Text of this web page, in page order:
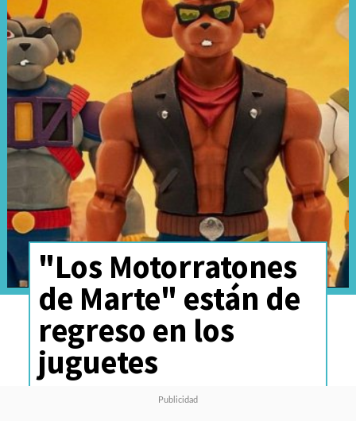
Reviews
Cultura Pop
Streaming
Síguenos:
"Los Motorratones
de Marte" están de
regreso en los
juguetes